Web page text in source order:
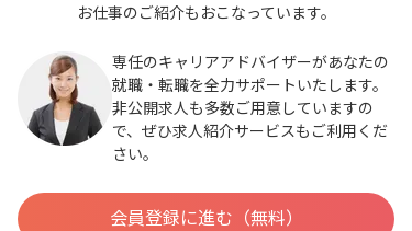
お仕事のご紹介もおこなっています。
専任のキャリアアドバイザーがあなたの
就職・転職を全力サポートいたします。
非公開求人も多数ご用意していますの
で、ぜひ求人紹介サービスもご利用くだ
さい。
会員登録に進む（無料）